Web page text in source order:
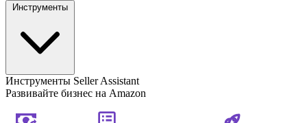
Инструменты Seller Assistant
Развивайте бизнес на Amazon